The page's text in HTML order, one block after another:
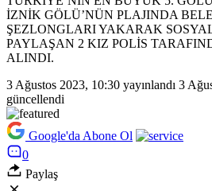
İZNİK GÖLÜ’NÜN PLAJINDA
ŞEZLONGLARI YAKARAK
PAYLAŞAN 2 KIZ POLİS
ALINDI.
3 Ağustos 2023, 10:30 yayınlandı 3
güncellendi
Google'da Abone Ol
0
Paylaş